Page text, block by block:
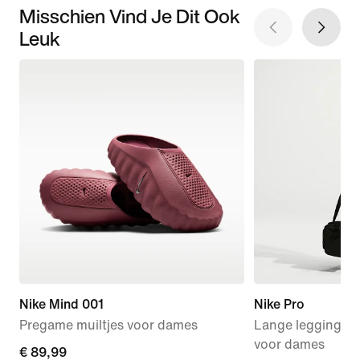
Misschien Vind Je Dit Ook
Leuk
Nike Mind 001
Pregame muiltjes voor dames
€ 89,99
€ 89,99
Nike Pro
Lange legging
voor dames